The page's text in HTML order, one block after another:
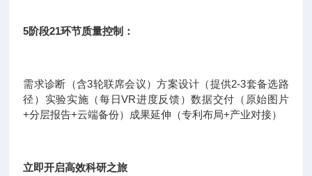
5阶段21环节质量控制：
需求诊断（含3轮联席会议）方案设计（提供2-3套备选路
径）实验实施（每日VR进度反馈）数据交付（原始图片
+分层报告+云端备份）成果延伸（专利布局+产业对接）
立即开启高效科研之旅